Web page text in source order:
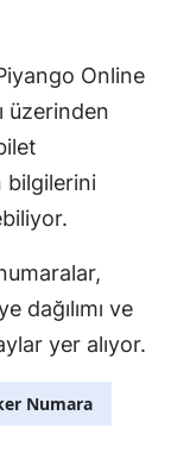
Online
üzerinden
bilgilerini
dağılımı ve
yer alıyor.
Numara